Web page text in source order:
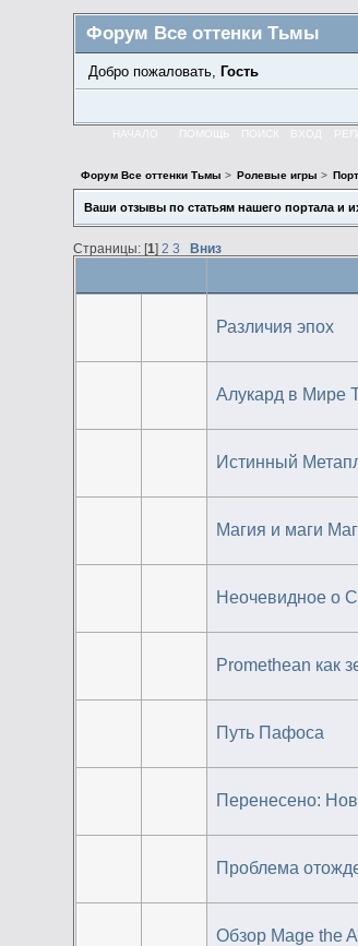
Форум Все оттенки Тьмы
Добро пожаловать, Гость
НАЧАЛО ПОМОЩЬ ПОИСК ВХОД
Форум Все оттенки Тьмы > Ролевые игры >
Ваши отзывы по статьям нашего портала и
Страницы: [1] 2 3 Вниз
Различия эпох
Алукард в Мире
Истинный
Магия и маги
Неочевидное о
Promethean как
Путь Пафоса
Перенесено:
Проблема
Обзор Mage the